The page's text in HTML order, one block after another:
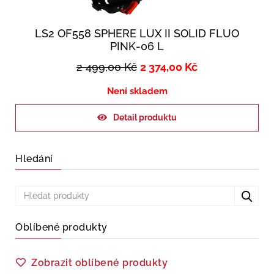
LS2 OF558 SPHERE LUX II SOLID FLUO
PINK-06 L
2 499,00Kč 2 374,00 Kč
Není skladem
Detail produktu
Hledání
Oblíbené produkty
Zobrazit oblíbené produkty